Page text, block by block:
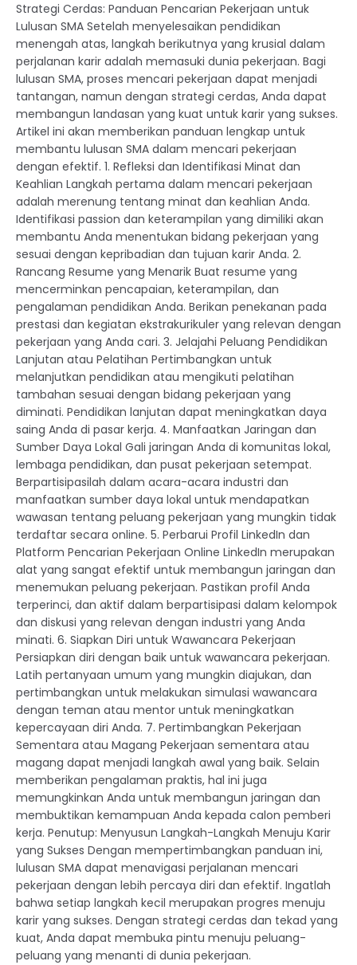
Strategi Cerdas: Panduan Pencarian Pekerjaan untuk
Lulusan SMA Setelah menyelesaikan pendidikan
menengah atas, langkah berikutnya yang krusial dalam
perjalanan karir adalah memasuki dunia pekerjaan. Bagi
lulusan SMA, proses mencari pekerjaan dapat menjadi
tantangan, namun dengan strategi cerdas, Anda dapat
membangun landasan yang kuat untuk karir yang sukses.
Artikel ini akan memberikan panduan lengkap untuk
membantu lulusan SMA dalam mencari pekerjaan
dengan efektif. 1. Refleksi dan Identifikasi Minat dan
Keahlian Langkah pertama dalam mencari pekerjaan
adalah merenung tentang minat dan keahlian Anda.
Identifikasi passion dan keterampilan yang dimiliki akan
membantu Anda menentukan bidang pekerjaan yang
sesuai dengan kepribadian dan tujuan karir Anda. 2.
Rancang Resume yang Menarik Buat resume yang
mencerminkan pencapaian, keterampilan, dan
pengalaman pendidikan Anda. Berikan penekanan pada
prestasi dan kegiatan ekstrakurikuler yang relevan dengan
pekerjaan yang Anda cari. 3. Jelajahi Peluang Pendidikan
Lanjutan atau Pelatihan Pertimbangkan untuk
melanjutkan pendidikan atau mengikuti pelatihan
tambahan sesuai dengan bidang pekerjaan yang
diminati. Pendidikan lanjutan dapat meningkatkan daya
saing Anda di pasar kerja. 4. Manfaatkan Jaringan dan
Sumber Daya Lokal Gali jaringan Anda di komunitas lokal,
lembaga pendidikan, dan pusat pekerjaan setempat.
Berpartisipasilah dalam acara-acara industri dan
manfaatkan sumber daya lokal untuk mendapatkan
wawasan tentang peluang pekerjaan yang mungkin tidak
terdaftar secara online. 5. Perbarui Profil LinkedIn dan
Platform Pencarian Pekerjaan Online LinkedIn merupakan
alat yang sangat efektif untuk membangun jaringan dan
menemukan peluang pekerjaan. Pastikan profil Anda
terperinci, dan aktif dalam berpartisipasi dalam kelompok
dan diskusi yang relevan dengan industri yang Anda
minati. 6. Siapkan Diri untuk Wawancara Pekerjaan
Persiapkan diri dengan baik untuk wawancara pekerjaan.
Latih pertanyaan umum yang mungkin diajukan, dan
pertimbangkan untuk melakukan simulasi wawancara
dengan teman atau mentor untuk meningkatkan
kepercayaan diri Anda. 7. Pertimbangkan Pekerjaan
Sementara atau Magang Pekerjaan sementara atau
magang dapat menjadi langkah awal yang baik. Selain
memberikan pengalaman praktis, hal ini juga
memungkinkan Anda untuk membangun jaringan dan
membuktikan kemampuan Anda kepada calon pemberi
kerja. Penutup: Menyusun Langkah-Langkah Menuju Karir
yang Sukses Dengan mempertimbangkan panduan ini,
lulusan SMA dapat menavigasi perjalanan mencari
pekerjaan dengan lebih percaya diri dan efektif. Ingatlah
bahwa setiap langkah kecil merupakan progres menuju
karir yang sukses. Dengan strategi cerdas dan tekad yang
kuat, Anda dapat membuka pintu menuju peluang-
peluang yang menanti di dunia pekerjaan.